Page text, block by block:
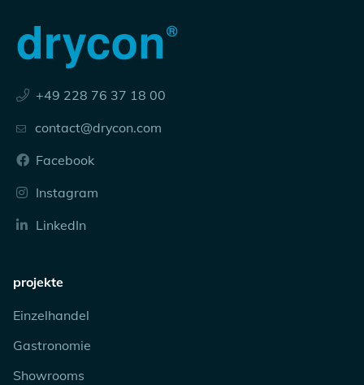
+49 228 76 37 18 00
contact@drycon.com
Facebook
Instagram
LinkedIn
projekte
Einzelhandel
Gastronomie
Showrooms